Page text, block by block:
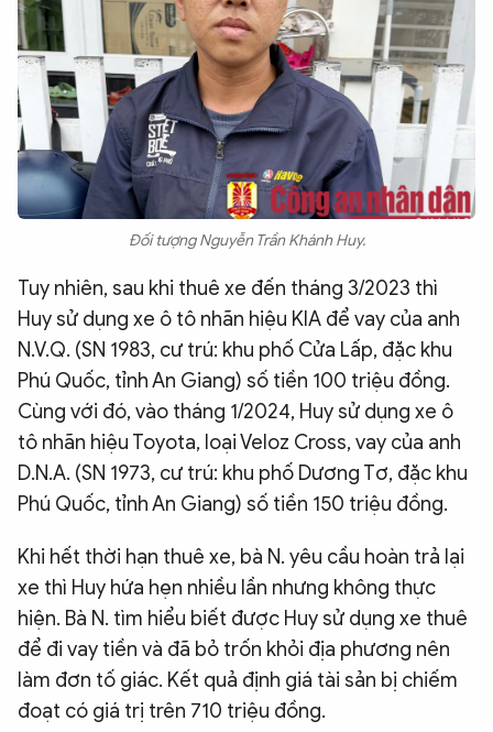
Đối tượng Nguyễn Trần Khánh Huy.
Tuy nhiên, sau khi thuê xe đến tháng 3/2023 thì
Huy sử dụng xe ô tô nhãn hiệu KIA để vay của anh
N.V.Q. (SN 1983, cư trú: khu phố Cửa Lấp, đặc khu
Phú Quốc, tỉnh An Giang) số tiền 100 triệu đồng.
Cùng với đó, vào tháng 1/2024, Huy sử dụng xe ô
tô nhãn hiệu Toyota, loại Veloz Cross, vay của anh
D.N.A. (SN 1973, cư trú: khu phố Dương Tơ, đặc khu
Phú Quốc, tỉnh An Giang) số tiền 150 triệu đồng.
Khi hết thời hạn thuê xe, bà N. yêu cầu hoàn trả lại
xe thì Huy hứa hẹn nhiều lần nhưng không thực
hiện. Bà N. tìm hiểu biết được Huy sử dụng xe thuê
để đi vay tiền và đã bỏ trốn khỏi địa phương nên
làm đơn tố giác. Kết quả định giá tài sản bị chiếm
đoạt có giá trị trên 710 triệu đồng.